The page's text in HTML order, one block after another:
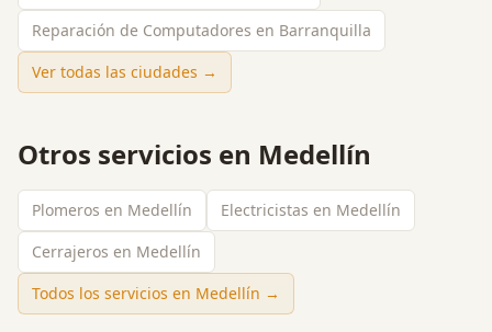
Reparación de Computadores en Barranquilla
Ver todas las ciudades →
Otros servicios en Medellín
Plomeros en Medellín
Electricistas en Medellín
Cerrajeros en Medellín
Todos los servicios en Medellín →